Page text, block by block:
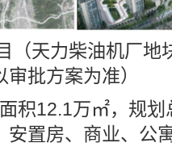
（天力柴油机厂
批方案为准）
积12.1万㎡，规
安置房、商业、公